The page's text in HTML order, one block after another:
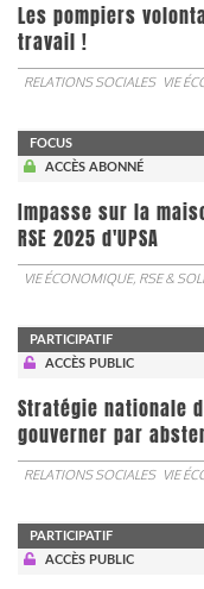
Les pompiers
travail !
RELATIONS SOCIALES VIE
FOCUS
ACCÈS ABONNÉ
Impasse sur la
RSE 2025 d'UPSA
VIE ÉCONOMIQUE, RSE &
PARTICIPATIF
ACCÈS PUBLIC
Stratégie nationale
gouverner par
RELATIONS SOCIALES VIE
PARTICIPATIF
ACCÈS PUBLIC